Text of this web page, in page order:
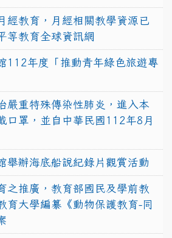
經教育，月經相關教學資源已
等教育全球資訊網
112年度「推動青年綠色旅遊專
嚴重特殊傳染性肺炎，進入本
口罩，並自中華民國112年8月
舉辦海底船說紀錄片觀賞活動
之推廣，教育部國民及學前教
育大學編纂《動物保護教育-同